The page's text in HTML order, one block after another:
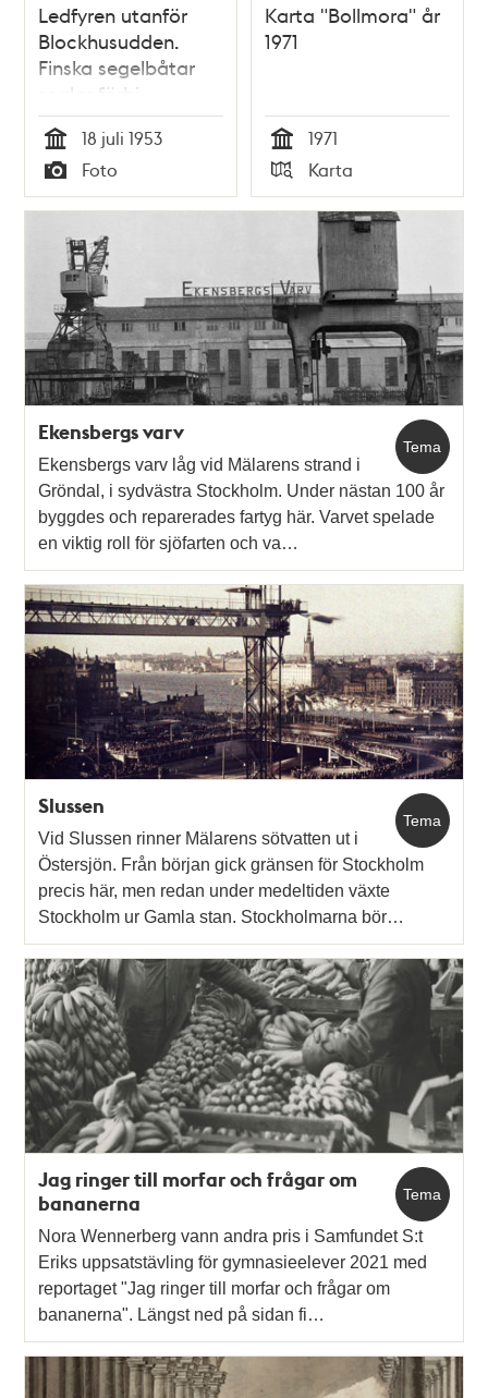
Ledfyren utanför
Blockhusudden.
Finska segelbåtar
seglar förbi
Tid
18 juli 1953
Typ
Foto
Karta "Bollmora" år
1971
Tid
1971
Typ
Karta
Tema
Ekensbergs varv
Ekensbergs varv låg vid Mälarens strand i
Gröndal, i sydvästra Stockholm. Under nästan 100 år
byggdes och reparerades fartyg här. Varvet spelade
en viktig roll för sjöfarten och va…
Tema
Slussen
Vid Slussen rinner Mälarens sötvatten ut i
Östersjön. Från början gick gränsen för Stockholm
precis här, men redan under medeltiden växte
Stockholm ur Gamla stan. Stockholmarna bör…
Tema
Jag ringer till morfar och frågar om
bananerna
Nora Wennerberg vann andra pris i Samfundet S:t
Eriks uppsatstävling för gymnasieelever 2021 med
reportaget "Jag ringer till morfar och frågar om
bananerna". Längst ned på sidan fi…